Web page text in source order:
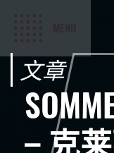
文章
– 克